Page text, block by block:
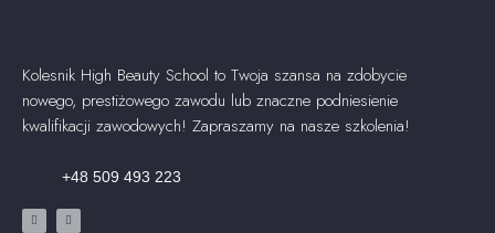
Kolesnik High Beauty School to Twoja szansa na zdobycie
nowego, prestiżowego zawodu lub znaczne podniesienie
kwalifikacji zawodowych! Zapraszamy na nasze szkolenia!
+48 509 493 223